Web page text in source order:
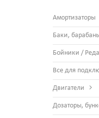
Амортизаторы
Баки,
Бойники /
Все для
Двигатели
Дозаторы,